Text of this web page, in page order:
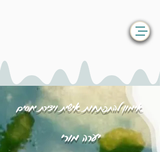
אימון להתפתחות אישית ויצירת יחסים
יערה מורי